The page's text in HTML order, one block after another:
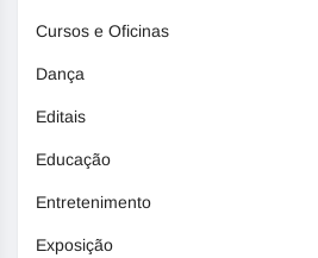
Cursos e Oficinas
Dança
Editais
Educação
Entretenimento
Exposição